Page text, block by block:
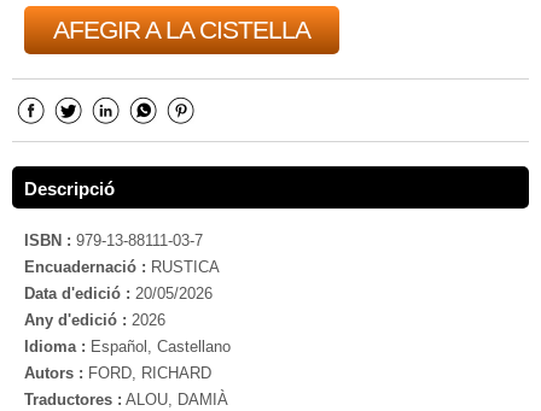
AFEGIR A LA CISTELLA
Descripció
ISBN : 979-13-88111-03-7
Encuadernació : RUSTICA
Data d'edició : 20/05/2026
Any d'edició : 2026
Idioma : Español, Castellano
Autors : FORD, RICHARD
Traductores : ALOU, DAMIÀ